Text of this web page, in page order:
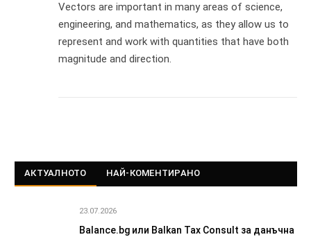
Vectors are important in many areas of science,
engineering, and mathematics, as they allow us to
represent and work with quantities that have both
magnitude and direction.
АКТУАЛНОТО НАЙ-КОМЕНТИРАНО
23.07.2026
Balance.bg или Balkan Tax Consult за данъчна